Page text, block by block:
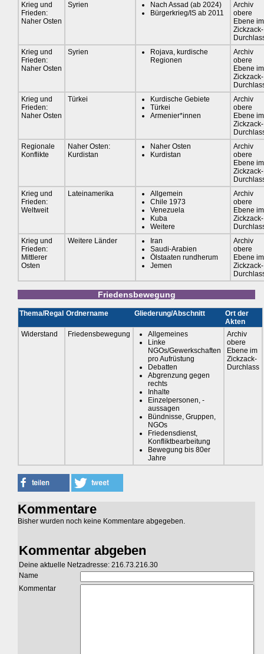
Krieg und
Frieden:
Naher Osten
Syrien
Nach Assad (ab 2024)
Bürgerkrieg/IS ab 2011
Archiv
obere
Ebene im
Zickzack-
Krieg und
Frieden:
Naher Osten
Syrien
Rojava, kurdische
Regionen
Archiv
obere
Ebene im
Zickzack-
Krieg und
Frieden:
Naher Osten
Türkei
Kurdische Gebiete
Türkei
Armenier*innen
Archiv
obere
Ebene im
Zickzack-
Regionale
Konflikte
Naher Osten:
Kurdistan
Naher Osten
Kurdistan
Archiv
obere
Ebene im
Zickzack-
Krieg und
Frieden:
Weltweit
Lateinamerika
Allgemein
Chile 1973
Venezuela
Kuba
Weitere
Archiv
obere
Ebene im
Zickzack-
Krieg und
Frieden:
Mittlerer
Osten
Weitere Länder
Iran
Saudi-Arabien
Ölstaaten rundherum
Jemen
Archiv
obere
Ebene im
Zickzack-
Friedensbewegung
Thema/Regal Ordnername Gliederung/Abschnitt
Ort der
Akten
Widerstand
Friedensbewegung
Allgemeines
Linke
NGOs/Gewerkschaften
pro Aufrüstung
Debatten
Abgrenzung gegen
rechts
Inhalte
Einzelpersonen, -
aussagen
Bündnisse, Gruppen,
NGOs
Friedensdienst,
Konfliktbearbeitung
Bewegung bis 80er
Jahre
Archiv
obere
Ebene im
Zickzack-
Durchlass
Kommentare
Bisher wurden noch keine Kommentare abgegeben.
Kommentar abgeben
Deine aktuelle Netzadresse: 216.73.216.30
Name
Kommentar